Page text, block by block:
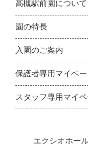
高槻駅前園について
園の特長
入園のご案内
保護者専用マイペー
スタッフ専用マイ
エクシオホー